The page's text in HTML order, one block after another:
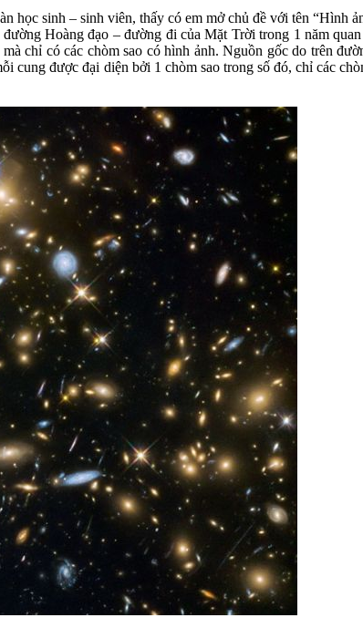
sinh – sinh viên, thấy có em mở chủ đề với tên “Hình
Hoàng đạo – đường đi của Mặt Trời trong 1 năm
chỉ có các chòm sao có hình ảnh. Nguồn gốc do trên
được đại diện bởi 1 chòm sao trong số đó, chỉ các